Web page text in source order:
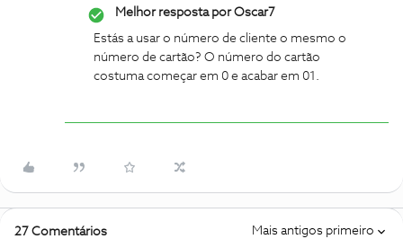
Melhor resposta porOscar7
Estás a usar o número de cliente o mesmo o
número de cartão? O número do cartão
costuma começar em 0 e acabar em 01.
27 Comentários Mais antigos primeiro